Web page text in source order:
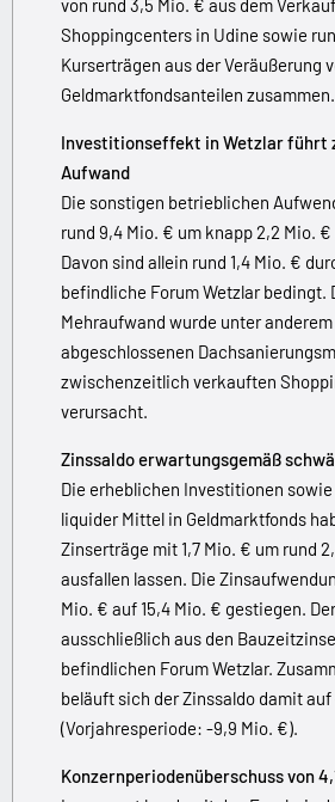
von rund 3,5 Mio. € aus dem
Shoppingcenters in Udine sowie
Kurserträgen aus der Veräußerung
Geldmarktfondsanteilen zusammen.
Investitionseffekt in Wetzlar führt
Aufwand
Die sonstigen betrieblichen
rund 9,4 Mio. € um knapp 2,2 Mio.
Davon sind allein rund 1,4 Mio. €
befindliche Forum Wetzlar bedingt.
Mehraufwand wurde unter
abgeschlossenen
zwischenzeitlich verkauften
verursacht.
Zinssaldo erwartungsgemäß
Die erheblichen Investitionen sowie
liquider Mittel in Geldmarktfonds
Zinserträge mit 1,7 Mio. € um rund
ausfallen lassen. Die
Mio. € auf 15,4 Mio. € gestiegen.
ausschließlich aus den
befindlichen Forum Wetzlar.
beläuft sich der Zinssaldo damit auf
(Vorjahresperiode: -9,9 Mio. €).
Konzernperiodenüberschuss von